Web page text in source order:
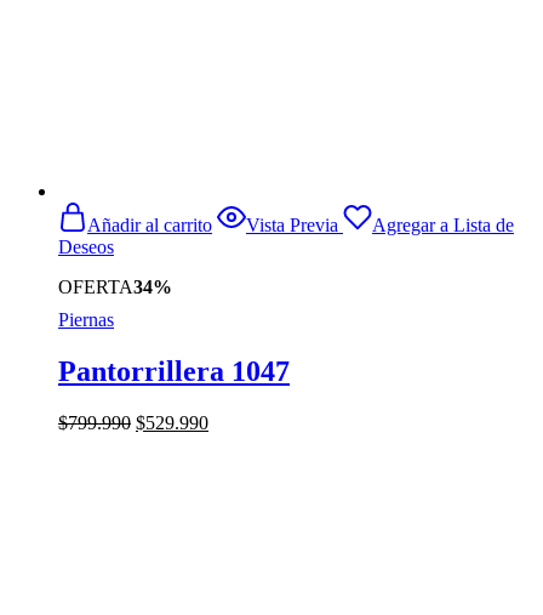
OFERTA34%
Añadir al carrito Vista Previa
Agregar a Lista de
Deseos
Piernas
Pantorrillera 1047
$799.990 El
$529.990El